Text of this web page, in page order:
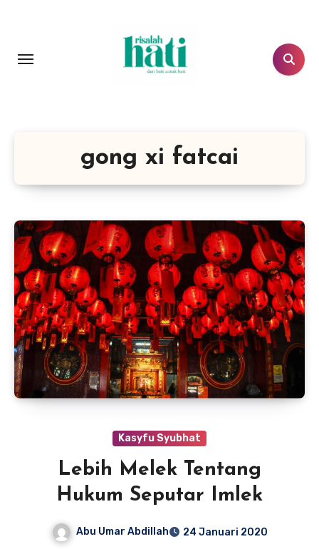
gong xi fatcai
Kasyfu Syubhat
Lebih Melek Tentang
Hukum Seputar Imlek
Abu Umar Abdillah 24 Januari 2020